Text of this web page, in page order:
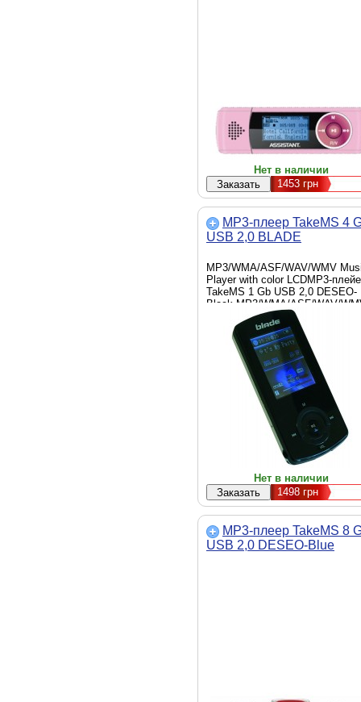
Нет в наличии
1453 грн
MP3-плеер TakeMS 4
USB 2,0 BLADE
MP3/WMA/ASF/WAV/WMV
Player with color LCDMP3-
TakeMS 1 Gb USB 2,0 DESEO-
Black MP3/WMA/ASF/WAV/
Music Player with color LCD
Нет в наличии
1498 грн
MP3-плеер TakeMS 8
USB 2,0 DESEO-Blue